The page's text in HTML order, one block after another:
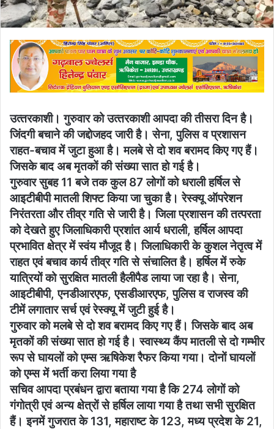
उत्‍तरकाशी। गुरुवार को उत्‍तरकाशी आपदा की तीसरा दिन है।
जिंदगी बचाने की जद्दोजहद जारी है। सेना, पुलिस व प्रशासन
राहत-बचाव में जुटा हुआ है। मलबे से दो शव बरामद किए गए हैं।
जिसके बाद अब मृतकों की संख्‍या सात हो गई है।
गुरुवार सुबह 11 बजे तक कुल 87 लोगों को धराली हर्षिल से
आइटीबीपी मातली शिफ्ट किया जा चुका है। रेस्क्यू ऑपरेशन
निरंतरता और तीव्र गति से जारी है। जिला प्रशासन की तत्परता
को देखते हुए जिलाधिकारी प्रशांत आर्य धराली, हर्षिल आपदा
प्रभावित क्षेत्र में स्वंय मौजूद है। जिलाधिकारी के कुशल नेतृत्व में
राहत एवं बचाव कार्य तीव्र गति से संचालित है। हर्षिल में रुके
यात्रियों को सुरक्षित मातली हैलीपैड लाया जा रहा है। सेना,
आइटीबीपी, एनडीआरएफ, एसडीआरएफ, पुलिस व राजस्व की
टीमें लगातार सर्च एवं रेस्क्यू में जुटी हुई है।
गुरुवार को मलबे से दो शव बरामद किए गए हैं। जिसके बाद अब
मृतकों की संख्‍या सात हो गई है। स्वास्थ्य कैंप मातली से दो गम्भीर
रूप से घायलों को एम्स ऋषिकेश रैफर किया गया। दोनों घायलों
को एम्स में भर्ती करा लिया गया है
सचिव आपदा प्रबंधन द्वारा बताया गया है कि 274 लोगों को
गंगोत्री एवं अन्य क्षेत्रों से हर्षिल लाया गया है तथा सभी सुरक्षित
हैं। इनमें गुजरात के 131, महाराष्ट के 123, मध्य प्रदेश के 21,